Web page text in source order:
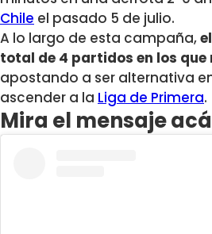
Chile el pasado 5 de julio.
A lo largo de esta campaña,
total de 4 partidos en los que
apostando a ser alternativa
ascender a la Liga de Primera.
Mira el mensaje acá